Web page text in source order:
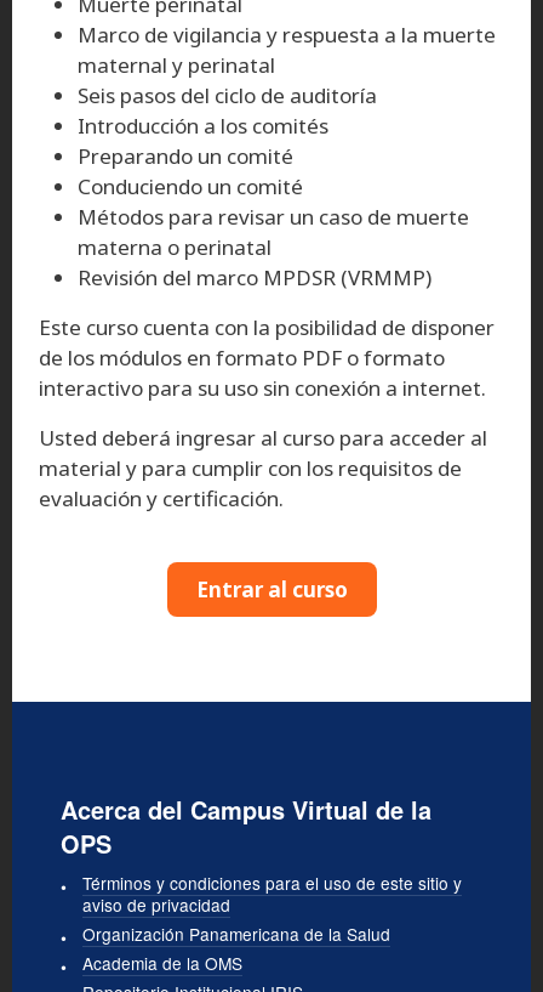
Marco de vigilancia y respuesta a la muerte
maternal y perinatal
Seis pasos del ciclo de auditoría
Introducción a los comités
Preparando un comité
Conduciendo un comité
Métodos para revisar un caso de muerte
materna o perinatal
Revisión del marco MPDSR (VRMMP)
Este curso cuenta con la posibilidad de disponer
de los módulos en formato PDF o formato
interactivo para su uso sin conexión a internet.
Usted deberá ingresar al curso para acceder al
material y para cumplir con los requisitos de
evaluación y certificación.
Entrar al curso
Acerca del Campus Virtual de la
OPS
Términos y condiciones para el uso de este sitio y
aviso de privacidad
Organización Panamericana de la Salud
Academia de la OMS